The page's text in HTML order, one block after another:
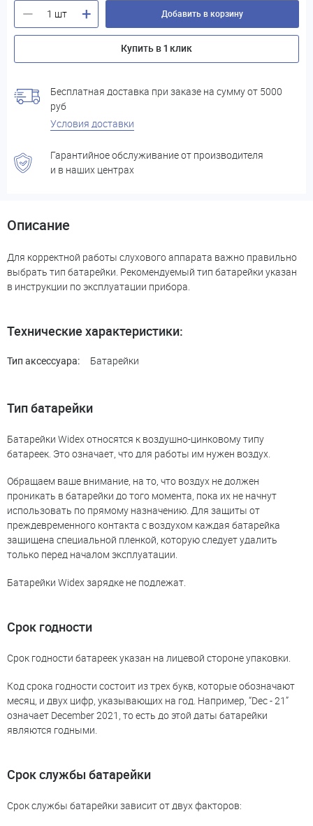
— + Добавить в корзину
Купить в 1 клик
Бесплатная доставка при заказе на сумму от 5000
руб
Условия доставки
Гарантийное обслуживание от производителя
и в наших центрах
Описание
Для корректной работы слухового аппарата важно правильно
выбрать тип батарейки. Рекомендуемый тип батарейки указан
в инструкции по эксплуатации прибора.
Технические характеристики:
Тип аксессуара: Батарейки
Тип батарейки
Батарейки Widex относятся к воздушно-цинковому типу
батареек. Это означает, что для работы им нужен воздух.
Обращаем ваше внимание, на то, что воздух не должен
проникать в батарейки до того момента, пока их не начнут
использовать по прямому назначению. Для защиты от
преждевременного контакта с воздухом каждая батарейка
защищена специальной пленкой, которую следует удалить
только перед началом эксплуатации.
Батарейки Widex зарядке не подлежат.
Срок годности
Срок годности батареек указан на лицевой стороне упаковки.
Код срока годности состоит из трех букв, которые обозначают
месяц, и двух цифр, указывающих на год. Например, “Dec - 21”
означает December 2021, то есть до этой даты батарейки
являются годными.
Срок службы батарейки
Срок службы батарейки зависит от двух факторов: